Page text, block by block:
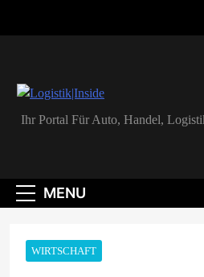
Ihr Portal Für Auto, Handel,
MENU
WIRTSCHAFT